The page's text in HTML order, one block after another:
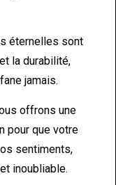
éternelles sont
la durabilité,
jamais.
offrons une
pour que votre
sentiments,
inoubliable.